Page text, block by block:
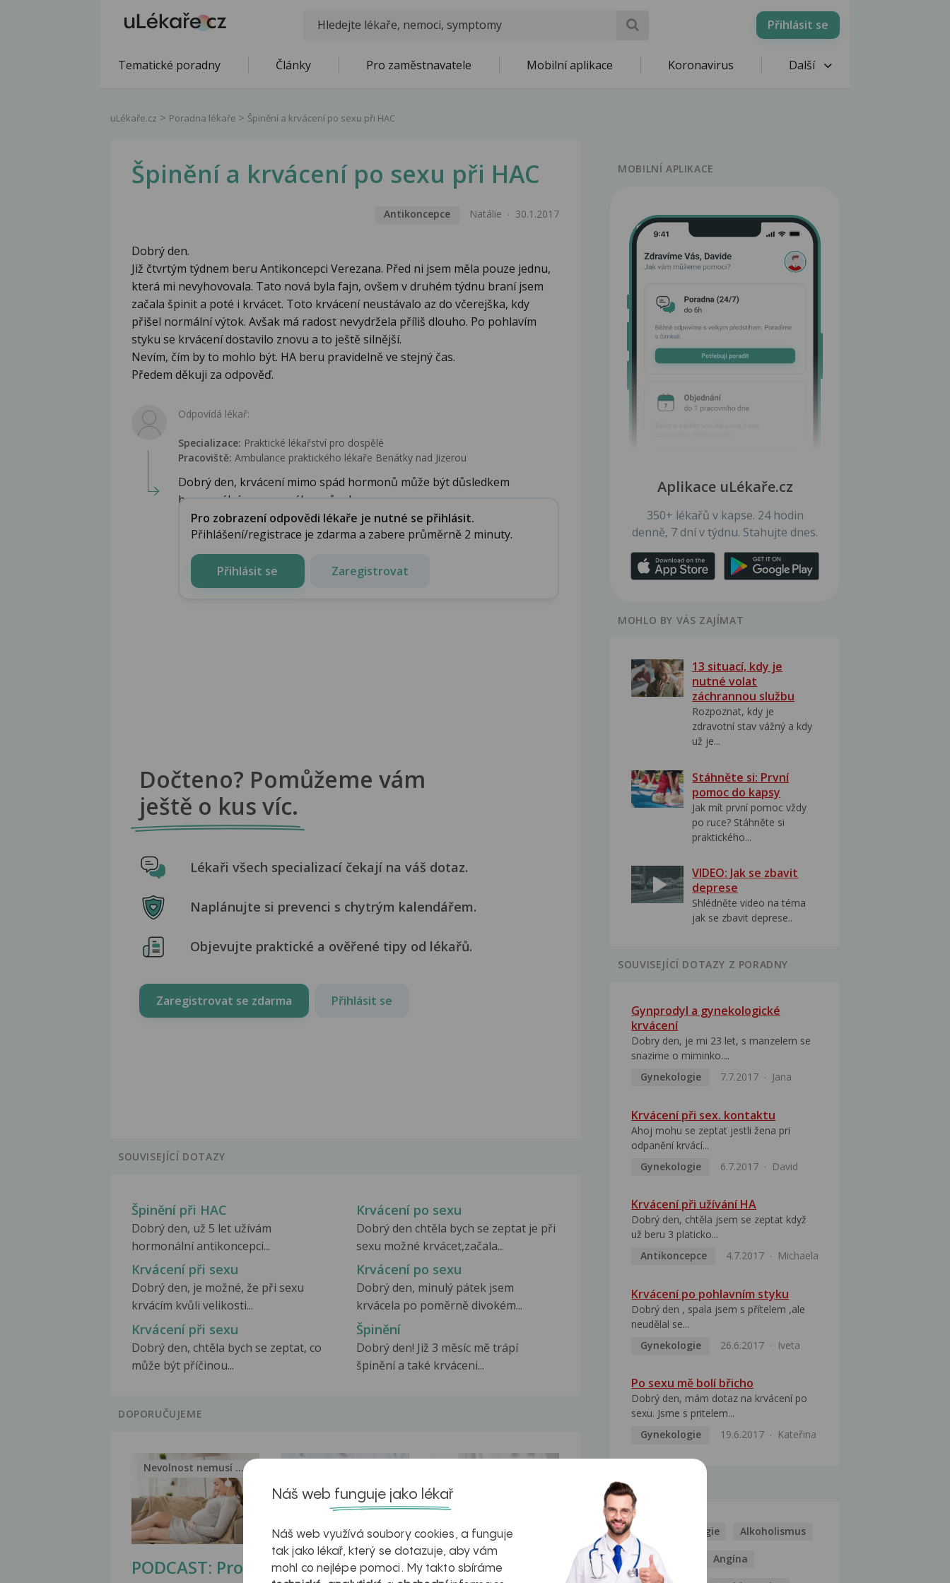
Přihlásit se
Tematické poradny Články Pro zaměstnavatele Mobilní aplikace Koronavirus Další
uLékaře.cz Poradna lékaře Špinění a krvácení po sexu při HAC
Špinění a krvácení po sexu při HAC
Antikoncepce Natálie 30.1.2017
Dobrý den.
Již čtvrtým týdnem beru Antikoncepci Verezana. Před ni jsem měla pouze jednu,
která mi nevyhovovala. Tato nová byla fajn, ovšem v druhém týdnu braní jsem
začala špinit a poté i krvácet. Toto krvácení neustávalo az do včerejška, kdy
přišel normální výtok. Avšak má radost nevydržela příliš dlouho. Po pohlavím
styku se krvácení dostavilo znovu a to ještě silnější.
Nevím, čím by to mohlo být. HA beru pravidelně ve stejný čas.
Předem děkuji za odpověď.
Odpovídá lékař:
Specializace: Praktické lékařství pro dospělé
Pracoviště: Ambulance praktického lékaře Benátky nad Jizerou
Dobrý den, krvácení mimo spád hormonů může být důsledkem
hormonální nerovnováhy způsobe...
Pro zobrazení odpovědi lékaře je nutné se přihlásit.
Přihlášení/registrace je zdarma a zabere průměrně 2 minuty.
Přihlásit se Zaregistrovat
Dočteno? Pomůžeme vám
ještě o kus víc.
Lékaři všech specializací čekají na váš dotaz.
Naplánujte si prevenci s chytrým kalendářem.
Objevujte praktické a ověřené tipy od lékařů.
Zaregistrovat se zdarma Přihlásit se
SOUVISEJÍCÍ DOTAZY
Špinění při HAC
Dobrý den, už 5 let užívám
hormonální antikoncepci...
Krvácení po sexu
Dobrý den chtěla bych se zeptat je při
sexu možné krvácet,začala...
Krvácení při sexu
Dobrý den, je možné, že při sexu
krvácím kvůli velikosti...
Krvácení po sexu
Dobrý den, minulý pátek jsem
krvácela po poměrně divokém...
Krvácení při sexu
Dobrý den, chtěla bych se zeptat, co
může být příčinou...
Špinění
Dobrý den! Již 3 měsíc mě trápí
špinění a také krváceni...
DOPORUČUJEME
PODCAST: Proč
Nevolnost nemusí být nutnou...
Ztukovatění
Inovativní
MOBILNÍ APLIKACE
Aplikace uLékaře.cz
350+ lékařů v kapse. 24 hodin
denně, 7 dní v týdnu. Stahujte dnes.
MOHLO BY VÁS ZAJÍMAT
13 situací, kdy je
nutné volat
záchrannou službu
Rozpoznat, kdy je
zdravotní stav vážný a kdy
už je...
Stáhněte si: První
pomoc do kapsy
Jak mít první pomoc vždy
po ruce? Stáhněte si
praktického...
VIDEO: Jak se zbavit
deprese
Shlédněte video na téma
jak se zbavit deprese..
SOUVISEJÍCÍ DOTAZY Z PORADNY
Gynprodyl a gynekologické
krvácení
Dobry den, je mi 23 let, s manzelem se
snazime o miminko....
Gynekologie
7.7.2017 Jana
Krvácení při sex. kontaktu
Ahoj mohu se zeptat jestli žena pri
odpanění krvácí...
Gynekologie
6.7.2017 David
Krvácení při užívání HA
Dobrý den, chtěla jsem se zeptat když
už beru 3 platicko...
Antikoncepce
4.7.2017 Michaela
Krvácení po pohlavním styku
Dobrý den , spala jsem s přítelem ,ale
neudělal se...
Gynekologie
26.6.2017 Iveta
Po sexu mě bolí břicho
Dobrý den, mám dotaz na krvácení po
sexu. Jsme s pritelem...
Gynekologie
19.6.2017 Kateřina
NEMOCI
Alergie Alkoholismus
Analgetika Angína
Náš web funguje jako lékař
Náš web využívá soubory cookies, a funguje
tak jako lékař, který se dotazuje, aby vám
mohl co nejlépe pomoci. My takto sbíráme